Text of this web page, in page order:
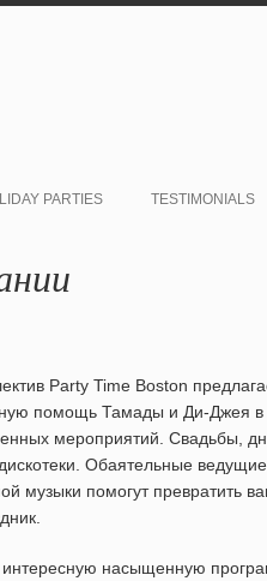
PARTIES TESTIMONIALS
Party Time Boston
помощь Тамады и Ди-Джея в
мероприятий. Свадьбы,
Oбаятельные
музыки помогут превратить
насыщенную